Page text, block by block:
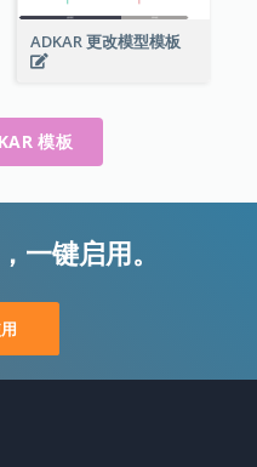
ADKAR 更改模型模板
模板
一键启用。